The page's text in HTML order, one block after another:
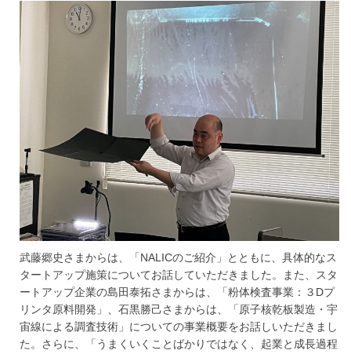
武藤郷史さまからは、「NALICのご紹介」とともに、具体的なス
タートアップ施策についてお話していただきました。また、スタ
ートアップ企業の島田泰拓さまからは、「粉体検査事業：３Dプ
リンタ原料開発」、石黒勝己さまからは、「原子核乾板製造・宇
宙線による調査技術」についての事業概要をお話しいただきまし
た。さらに、「うまくいくことばかりではなく、起業と成長過程